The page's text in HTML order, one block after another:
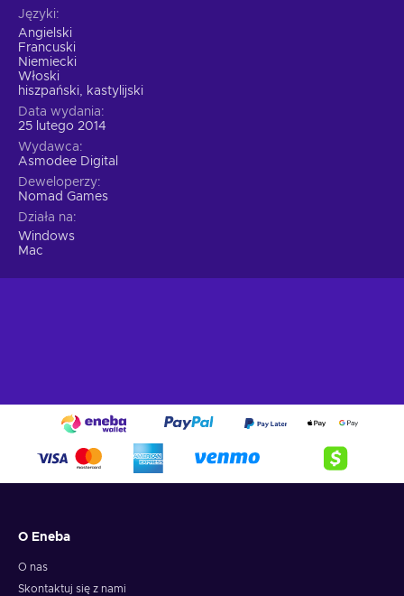
Języki
Angielski
Francuski
Niemiecki
Włoski
hiszpański, kastylijski
Data wydania
25 lutego 2014
Wydawca
Asmodee Digital
Deweloperzy
Nomad Games
Działa na
Windows
Mac
O Eneba
O nas
Skontaktuj się z nami